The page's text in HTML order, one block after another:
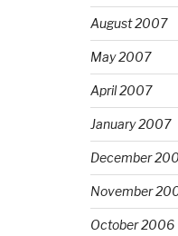
August 2007
May 2007
April 2007
January 2007
December
November
October 2006